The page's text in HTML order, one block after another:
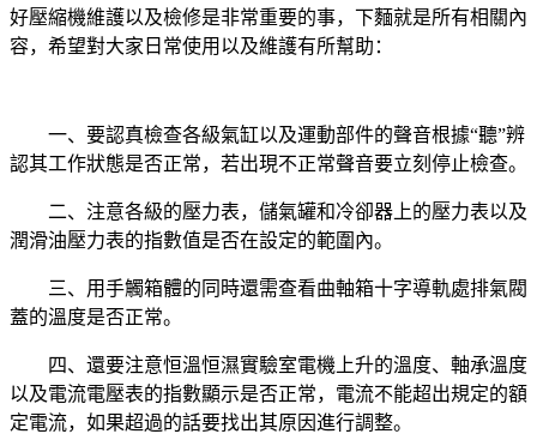
好壓縮機維護以及檢修是非常重要的事，下麵就是所有相關內
容，希望對大家日常使用以及維護有所幫助：
一、要認真檢查各級氣缸以及運動部件的聲音根據“聽”辨
認其工作狀態是否正常，若出現不正常聲音要立刻停止檢查。
二、注意各級的壓力表，儲氣罐和冷卻器上的壓力表以及
潤滑油壓力表的指數值是否在設定的範圍內。
三、用手觸箱體的同時還需查看曲軸箱十字導軌處排氣閥
蓋的溫度是否正常。
四、還要注意恒溫恒濕實驗室電機上升的溫度、軸承溫度
以及電流電壓表的指數顯示是否正常，電流不能超出規定的額
定電流，如果超過的話要找出其原因進行調整。